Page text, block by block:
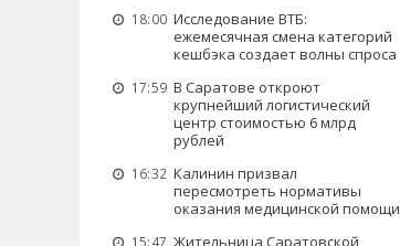
18:00 Исследование ВТБ:
ежемесячная смена категорий
кешбэка создает волны спроса
17:59 В Саратове откроют
крупнейший логистический
центр стоимостью 6 млрд
рублей
16:32 Калинин призвал
пересмотреть нормативы
оказания медицинской помощи
15:47 Жительница Саратовской